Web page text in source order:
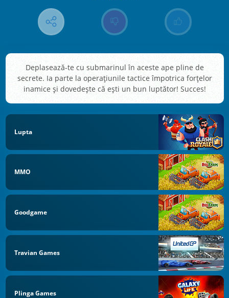
Deplasează-te cu submarinul în aceste ape pline de
secrete. Ia parte la operațiunile tactice împotrica forțelor
inamice și dovedește că ești un bun luptător! Succes!
Lupta
MMO
Goodgame
Travian Games
Plinga Games